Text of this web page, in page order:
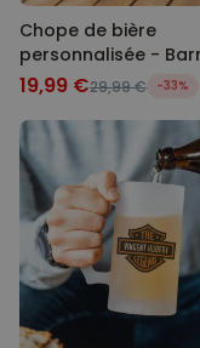
Chope de bière
personnalisée -
chargement
19,99 €29,99 € -33%